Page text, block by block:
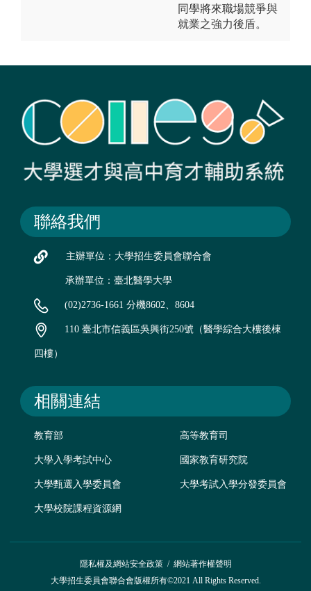
同學將來職場競爭與
就業之強力後盾。
聯絡我們
主辦單位：大學招生委員會聯合會
承辦單位：臺北醫學大學
(02)2736-1661 分機8602、8604
110 臺北市信義區吳興街250號（醫學綜合大樓後棟
四樓）
相關連結
教育部 高等教育司
大學入學考試中心 國家教育研究院
大學甄選入學委員會 大學考試入學分發委員會
大學校院課程資源網
隱私權及網站安全政策/ 網站著作權聲明
大學招生委員會聯合會版權所有©2021 All Rights Reserved.